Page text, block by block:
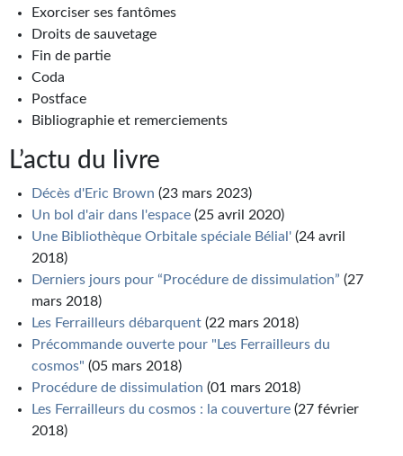
Journal d'un homme des bois
FORUMS
CONTACT
Nous contacter
F.A.Q.
Soumettre un manuscrit
Support technique
Exorciser ses fantômes
Droits de sauvetage
Fin de partie
Coda
Postface
Bibliographie et remerciements
L’actu du livre
Décès d'Eric Brown (23 mars 2023)
Un bol d'air dans l'espace (25 avril 2020)
Une Bibliothèque Orbitale spéciale Bélial' (24 avril
2018)
Derniers jours pour “Procédure de dissimulation” (27
mars 2018)
Les Ferrailleurs débarquent (22 mars 2018)
Précommande ouverte pour "Les Ferrailleurs du
cosmos" (05 mars 2018)
Procédure de dissimulation (01 mars 2018)
Les Ferrailleurs du cosmos : la couverture (27 février
2018)